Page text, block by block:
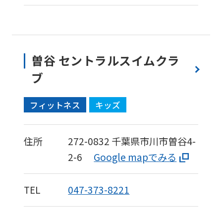
曽谷 セントラルスイムクラ
ブ
フィットネス キッズ
住所 272-0832 千葉県市川市曽谷4-
2-6
Google mapでみる
TEL 047-373-8221